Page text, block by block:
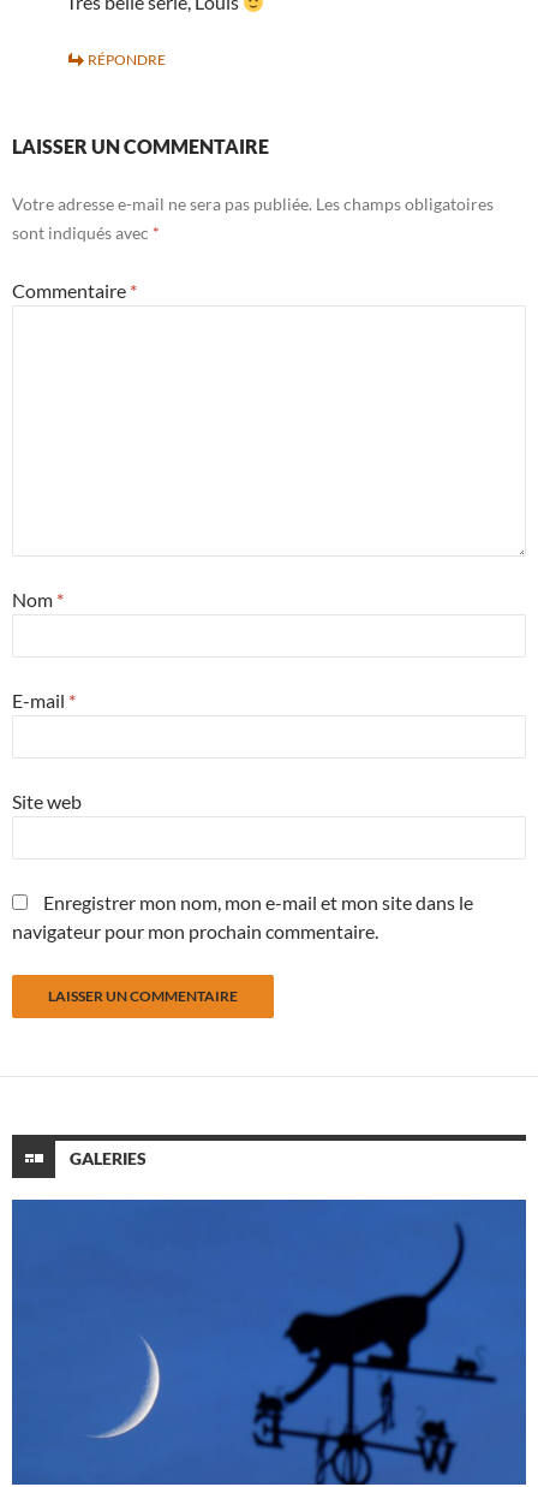
RÉPONDRE
LAISSER UN COMMENTAIRE
Votre adresse e-mail ne sera pas publiée. Les champs obligatoires
sont indiqués avec *
Commentaire *
Nom *
E-mail *
Site web
Enregistrer mon nom, mon e-mail et mon site dans le
navigateur pour mon prochain commentaire.
GALERIES